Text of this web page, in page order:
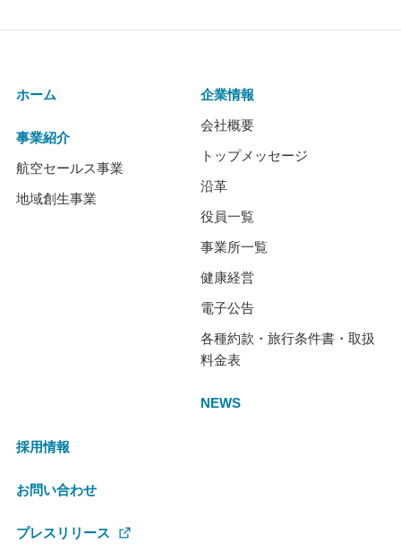
ホーム
事業紹介
航空セールス事業
地域創生事業
企業情報
会社概要
トップメッセージ
沿革
役員一覧
事業所一覧
健康経営
電子公告
各種約款・旅行条件書・取扱
料金表
NEWS
採用情報
お問い合わせ
プレスリリース